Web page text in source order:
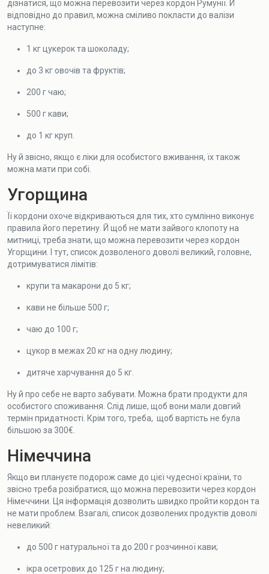
дізнатися, що можна перевозити через кордон Румунії. Й
відповідно до правил, можна сміливо покласти до валізи
наступне:
1 кг цукерок та шоколаду;
до 3 кг овочів та фруктів;
200 г чаю;
500 г кави;
до 1 кг круп.
Ну й звісно, якщо є ліки для особистого вживання, їх також
можна мати при собі.
Угорщина
Її кордони охоче відкриваються для тих, хто сумлінно виконує
правила його перетину. Й щоб не мати зайвого клопоту на
митниці, треба знати, що можна перевозити через кордон
Угорщини. І тут, список дозволеного доволі великий, головне,
дотримуватися лімітів:
крупи та макарони до 5 кг;
кави не більше 500 г;
чаю до 100 г;
цукор в межах 20 кг на одну людину;
дитяче харчування до 5 кг.
Ну й про себе не варто забувати. Можна брати продукти для
особистого споживання. Слід лише, щоб вони мали довгий
термін придатності. Крім того, треба, щоб вартість не була
більшою за 300€.
Німеччина
Якщо ви плануєте подорож саме до цієї чудесної країни, то
звісно треба розібратися, що можна перевозити через кордон
Німеччини. Ця інформація дозволить швидко пройти кордон та
не мати проблем. Взагалі, список дозволених продуктів доволі
невеликий:
до 500 г натуральної та до 200 г розчинної кави;
ікра осетрових до 125 г на людину;